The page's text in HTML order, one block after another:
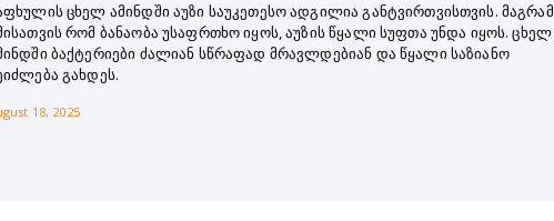
ცხელ ამინდში აუზი საუკეთესო ადგილია განტვირთვისთვის. მაგრამ
რომ ბანაობა უსაფრთხო იყოს, აუზის წყალი სუფთა უნდა იყოს. ცხელ
ბაქტერიები ძალიან სწრაფად მრავლდებიან და წყალი საზიანო
გახდეს.
18, 2025